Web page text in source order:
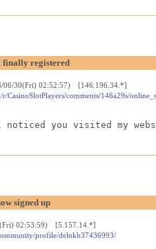
finally registered
06/30(Fri) 02:52:57) [146.196.34.*]
CasinoSlotPlayers/comments/146a29s/
you visited my
signed up
02:53:59) [5.157.14.*]
profile/delnkb37436993/